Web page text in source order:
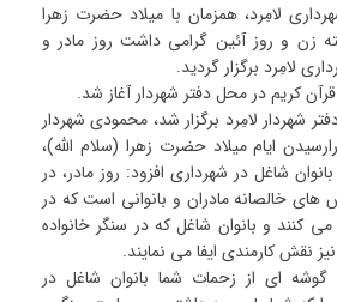
لامِرد، همزمان با میلاد حضرت زهرا
زن و روز آئین گرامی داشت روز مادر و
لامِرد برگزار گردید.
کریم در محل دفتر شهردار آغاز شد.
شهردار لامِرد برگزار شد، محمودی شهردار
ایام میلاد حضرت زهرا (سلام الله)،
شاغل در شهرداری افزود: روز مادر، در
های خالصانه مادران و بانوانی است که در
کنند و بانوان شاغل که در سنگر خانواده
نقش کارمندی ایفا می نمایند.
گوشه ای از زحمات شما بانوان شاغل در